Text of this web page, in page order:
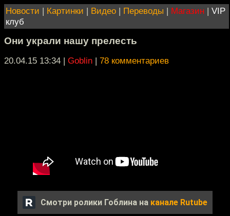
Новости | Картинки | Видео | Переводы | Магазин | VIP
клуб
Они украли нашу прелесть
20.04.15 13:34 | Goblin | 78 комментариев
Смотри ролики Гоблина на канале Rutube